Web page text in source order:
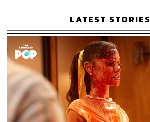
LATEST STORIES